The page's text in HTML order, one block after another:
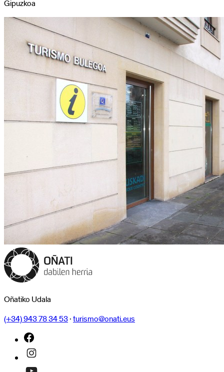
Gipuzkoa
Oñatiko Udala
(+34) 943 78 34 53·turismo@onati.eus